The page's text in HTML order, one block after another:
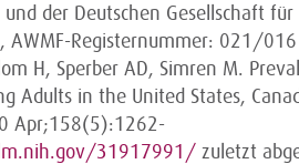
der Deutschen Gesellschaft
AWMF-Registernummer: 021/016
H, Sperber AD, Simren M.
Adults in the United States,
Apr;158(5):1262-
31917991/ zuletzt